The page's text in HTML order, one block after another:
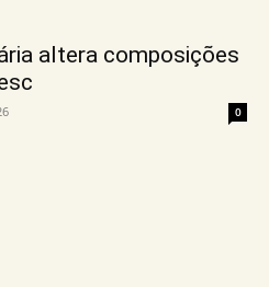
altera composições
0